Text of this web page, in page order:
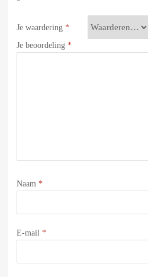
Je waardering *
Je beoordeling *
Naam *
E-mail *